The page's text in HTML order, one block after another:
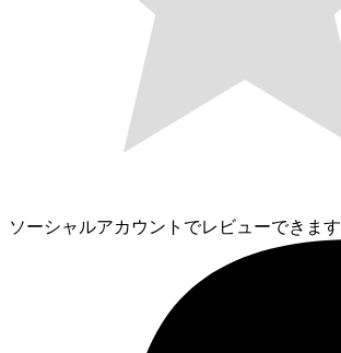
ソーシャルアカウントでレビューできます